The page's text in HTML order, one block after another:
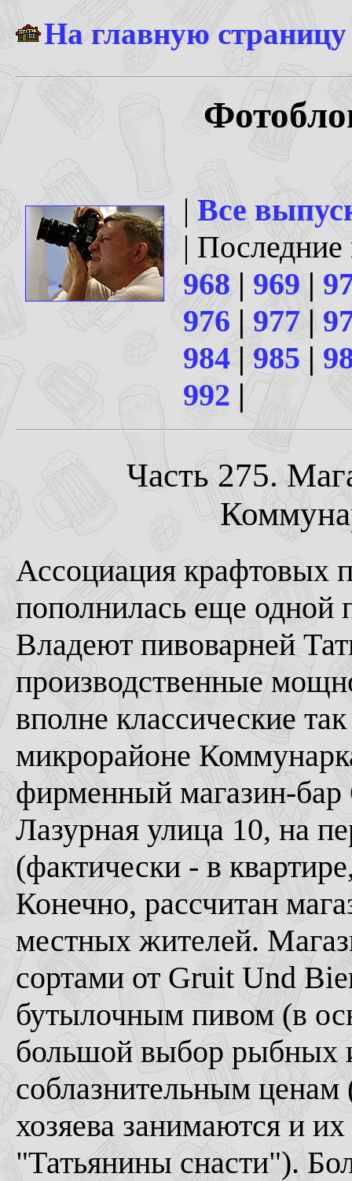
На главную
|Все
|
968| 969|
976 | 977 |
984 | 985|
992 |
Часть 275.
Ассоциация крафтовых
пополнилась еще одной
Владеют пивоварней
производственные
вполне классические
микрорайоне
фирменный магазин-
Лазурная улица 10, на
(фактически - в
Конечно, рассчитан
местных жителей.
сортами от Gruit Und
бутылочным пивом (в
большой выбор рыбных
соблазнительным ценам
хозяева занимаются и
"Татьянины снасти").